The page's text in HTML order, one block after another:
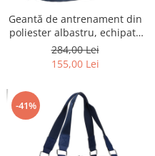
Geantă de antrenament din
poliester albastru, echipată
cu suport pentru valiză -
Peterson PTR-PTN PIK-02-8618
L.BL
284,00 Lei
155,00 Lei
-41%